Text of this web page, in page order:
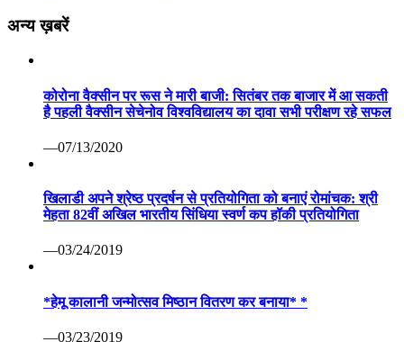
अन्य ख़बरें
कोरोना वैक्सीन पर रूस ने मारी बाजी: सितंबर तक बाजार में आ सकती
है पहली वैक्सीन सेचेनोव विश्वविद्यालय का दावा सभी परीक्षण रहे सफल
—07/13/2020
खिलाडी अपने श्रेष्ठ प्रदर्षन से प्रतियोगिता को बनाएं रोमांचक: श्री
मेहता 82वीं अखिल भारतीय सिंधिया स्वर्ण कप हॉकी प्रतियोगिता
—03/24/2019
*हेमू कालानी जन्मोत्सव मिष्ठान वितरण कर बनाया* *
—03/23/2019